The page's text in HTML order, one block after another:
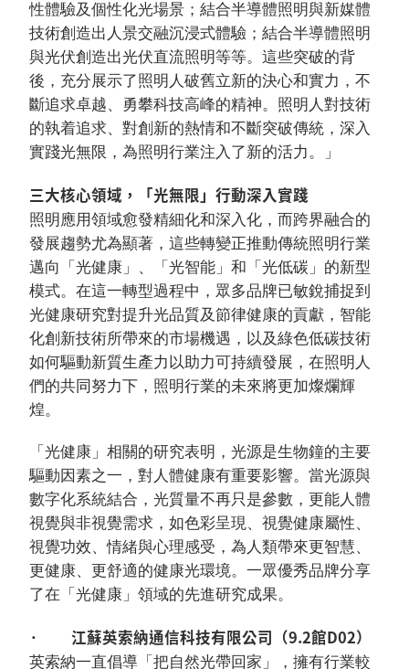
性體驗及個性化光場景；結合半導體照明與新媒體
技術創造出人景交融沉浸式體驗；結合半導體照明
與光伏創造出光伏直流照明等等。這些突破的背
後，充分展示了照明人破舊立新的決心和實力，不
斷追求卓越、勇攀科技高峰的精神。照明人對技術
的執着追求、對創新的熱情和不斷突破傳統，深入
實踐光無限，為照明行業注入了新的活力。」
三大核心領域，「光無限」行動深入實踐
照明應用領域愈發精細化和深入化，而跨界融合的
發展趨勢尤為顯著，這些轉變正推動傳統照明行業
邁向「光健康」、「光智能」和「光低碳」的新型
模式。在這一轉型過程中，眾多品牌已敏銳捕捉到
光健康研究對提升光品質及節律健康的貢獻，智能
化創新技術所帶來的市場機遇，以及綠色低碳技術
如何驅動新質生產力以助力可持續發展，在照明人
們的共同努力下，照明行業的未來將更加燦爛輝
煌。
「光健康」相關的研究表明，光源是生物鐘的主要
驅動因素之一，對人體健康有重要影響。當光源與
數字化系統結合，光質量不再只是參數，更能人體
視覺與非視覺需求，如色彩呈現、視覺健康屬性、
視覺功效、情緒與心理感受，為人類帶來更智慧、
更健康、更舒適的健康光環境。一眾優秀品牌分享
了在「光健康」領域的先進研究成果。
· 江蘇英索納通信科技有限公司（9.2館D02）
英索納一直倡導「把自然光帶回家」，擁有行業較